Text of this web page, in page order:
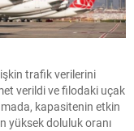
trafik verilerini
verildi ve filodaki uçak
kapasitenin etkin
yüksek doluluk oranı